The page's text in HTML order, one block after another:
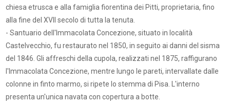
chiesa etrusca e alla famiglia fiorentina dei Pitti, proprietaria, fino
alla fine del XVII secolo di tutta la tenuta.
- Santuario dell'Immacolata Concezione, situato in località
Castelvecchio, fu restaurato nel 1850, in seguito ai danni del sisma
del 1846. Gli affreschi della cupola, realizzati nel 1875, raffigurano
l'Immacolata Concezione, mentre lungo le pareti, intervallate dalle
colonne in finto marmo, si ripete lo stemma di Pisa. L'interno
presenta un'unica navata con copertura a botte.